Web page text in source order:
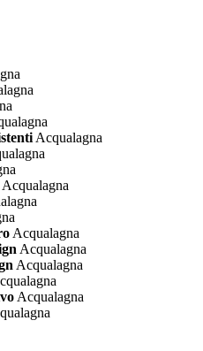
Acqualagna
Acqualagna
Acqualagna
Acqualagna
Acqualagna
Acqualagna